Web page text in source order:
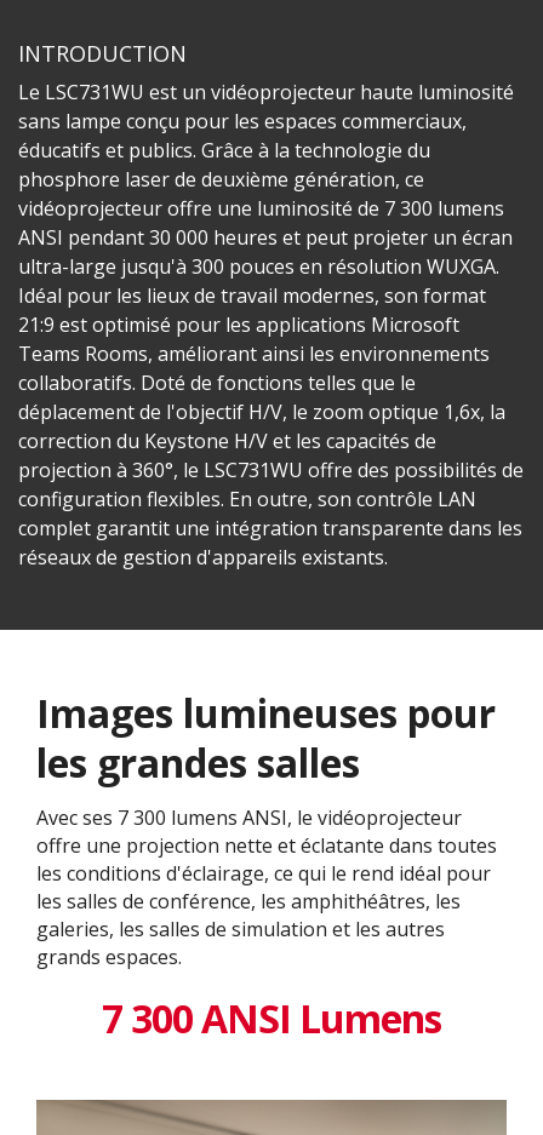
INTRODUCTION
Le LSC731WU est un vidéoprojecteur haute luminosité
sans lampe conçu pour les espaces commerciaux,
éducatifs et publics. Grâce à la technologie du
phosphore laser de deuxième génération, ce
vidéoprojecteur offre une luminosité de 7 300 lumens
ANSI pendant 30 000 heures et peut projeter un écran
ultra-large jusqu'à 300 pouces en résolution WUXGA.
Idéal pour les lieux de travail modernes, son format
21:9 est optimisé pour les applications Microsoft
Teams Rooms, améliorant ainsi les environnements
collaboratifs. Doté de fonctions telles que le
déplacement de l'objectif H/V, le zoom optique 1,6x, la
correction du Keystone H/V et les capacités de
projection à 360°, le LSC731WU offre des possibilités de
configuration flexibles. En outre, son contrôle LAN
complet garantit une intégration transparente dans les
réseaux de gestion d'appareils existants.
Images lumineuses pour
les grandes salles
Avec ses 7 300 lumens ANSI, le vidéoprojecteur
offre une projection nette et éclatante dans toutes
les conditions d'éclairage, ce qui le rend idéal pour
les salles de conférence, les amphithéâtres, les
galeries, les salles de simulation et les autres
grands espaces.
7 300 ANSI Lumens